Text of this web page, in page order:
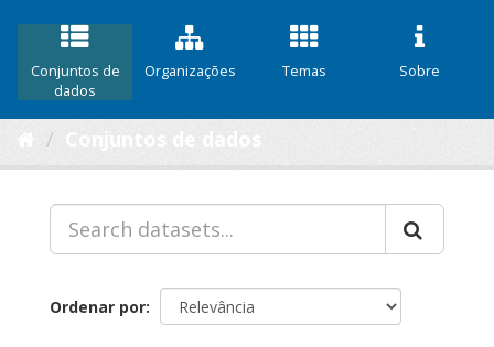
Conjuntos de
dados
Organizações Temas Sobre
Ordenar por